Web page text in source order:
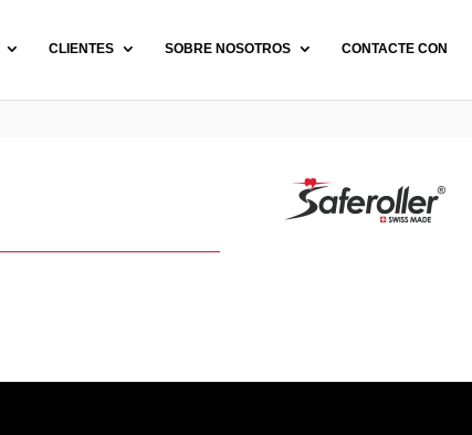
CLIENTES SOBRE NOSOTROS CONTACTE CON